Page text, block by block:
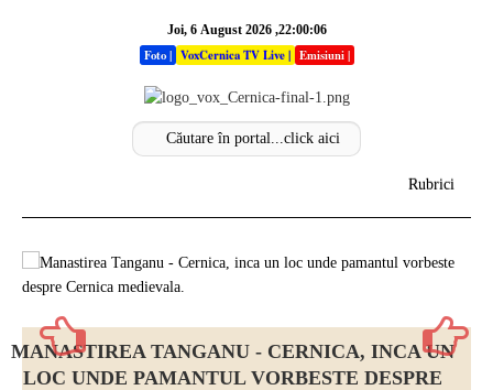
Joi, 6 August 2026 ,22:00:07
Foto| VoxCernica TV Live | Emisiuni |
Rubrici
Stiri
Sectiuni
MANASTIREA TANGANU - CERNICA, INCA UN
LOC UNDE PAMANTUL VORBESTE DESPRE